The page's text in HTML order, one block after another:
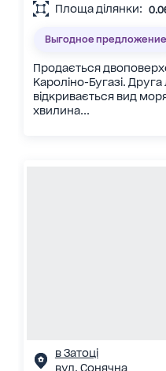
Площа ділянки:
Выгодное предложение
Продається
Кароліно-Бугазі. Друга
відкривається вид
хвилина...
в Затоці
вул. Сонячна